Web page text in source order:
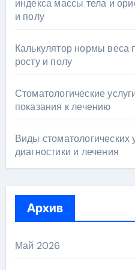
индекса массы тела и
и полу
Калькулятор нормы веса
росту и полу
Стоматологические
показания к лечению
Виды стоматологических
диагностики и лечения
Архив
Май 2026